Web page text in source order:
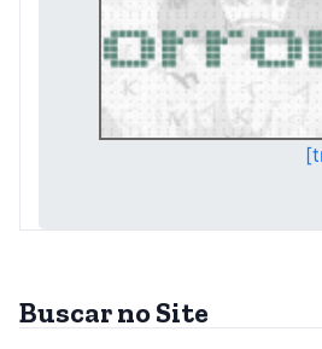
Buscar no Site